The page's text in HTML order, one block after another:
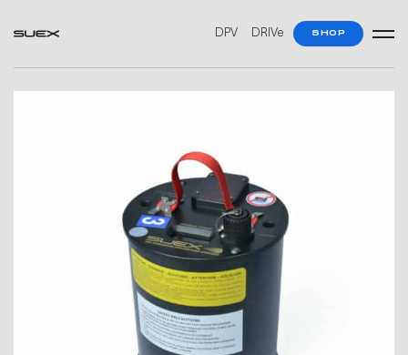
DPV DRIVe SHOP